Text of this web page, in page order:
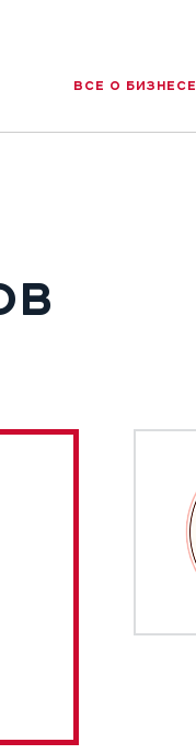
ВСЕ О БИЗНЕСЕ